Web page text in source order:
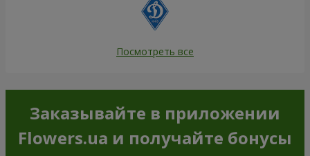
Посмотреть все
Заказывайте в приложении
Flowers.ua и получайте бонусы